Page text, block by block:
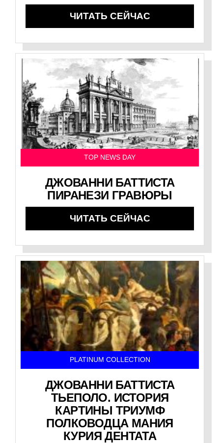
ЧИТАТЬ СЕЙЧАС
TOP NEWS DAY
ДЖОВАННИ БАТТИСТА
ПИРАНЕЗИ ГРАВЮРЫ
ЧИТАТЬ СЕЙЧАС
PLATINUM COLLECTION
ДЖОВАННИ БАТТИСТА
ТЬЕПОЛО. ИСТОРИЯ
КАРТИНЫ ТРИУМФ
ПОЛКОВОДЦА МАНИЯ
КУРИЯ ДЕНТАТА